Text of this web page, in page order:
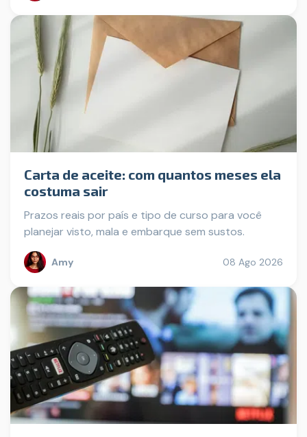
Carta de aceite: com quantos meses ela
costuma sair
Prazos reais por país e tipo de curso para você
planejar visto, mala e embarque sem sustos.
Amy 08 Ago 2026